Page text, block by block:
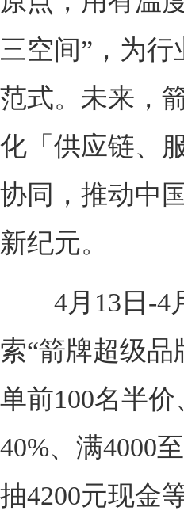
三空间”，为
范式。未来，
化「供应链、
协同，推动中
新纪元。
4月13日-4月
索“箭牌超级
单前100名半
40%、满4000
抽4200元现金